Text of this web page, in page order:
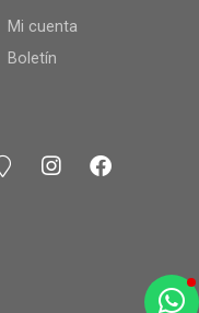
Mi cuenta
Boletín